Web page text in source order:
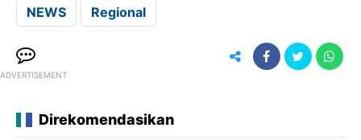
NEWS Regional
ADVERTISEMENT
Direkomendasikan